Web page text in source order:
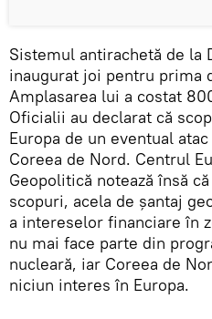
Sistemul antirachetă de la
inaugurat joi pentru prima
Amplasarea lui a costat
Oficialii au declarat că
Europa de un eventual
Coreea de Nord. Centrul
Geopolitică notează însă
scopuri, acela de șantaj
a intereselor financiare în
nu mai face parte din
nucleară, iar Coreea de
niciun interes în Europa.